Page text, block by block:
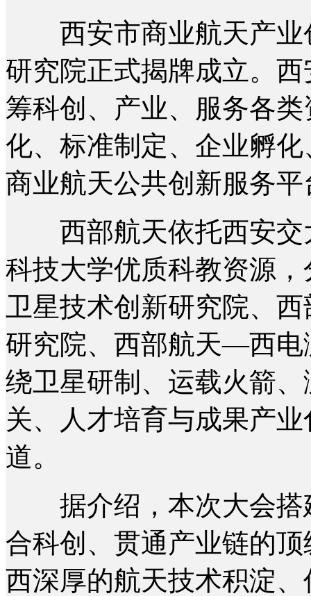
西安市商业航天产业
研究院正式揭牌成立。
筹科创、产业、服务各
化、标准制定、企业孵
商业航天公共创新服务
西部航天依托西安交
科技大学优质科教资源
卫星技术创新研究院、
研究院、西部航天—西电
绕卫星研制、运载火箭
关、人才培育与成果产
道。
据介绍，本次大会搭
合科创、贯通产业链的
西深厚的航天技术积淀